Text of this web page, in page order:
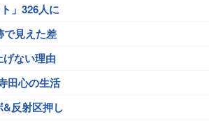
」326人に
で見えた差
ない理由
田心の生活
反射区押し